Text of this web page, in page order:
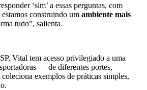
‘sim’ a essas perguntas, com
construindo um ambiente mais
tudo”, salienta.
Vital tem acesso privilegiado a uma
— de diferentes portes,
exemplos de práticas simples,